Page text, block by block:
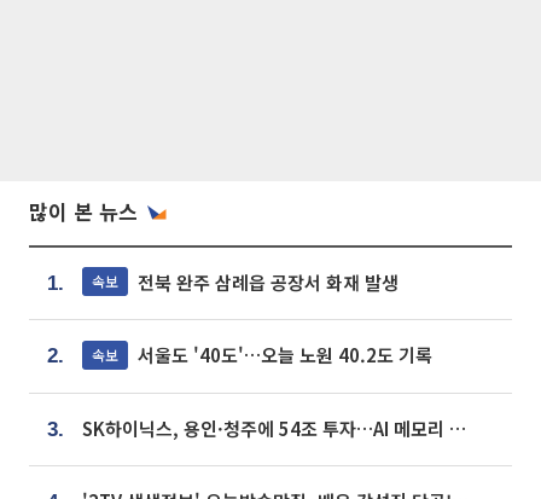
많이 본 뉴스
1. 속보 전북 완주 삼례읍 공장서 화재 발생
2. 속보 서울도 '40도'…오늘 노원 40.2도 기록
3. SK하이닉스, 용인·청주에 54조 투자…AI 메모리 생산기지 키운다